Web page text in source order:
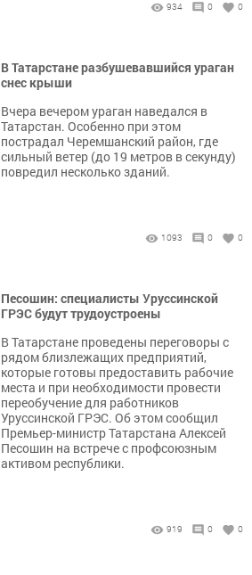
934 0 0
В Татарстане разбушевавшийся ураган
снес крыши
Вчера вечером ураган наведался в
Татарстан. Особенно при этом
пострадал Черемшанский район, где
сильный ветер (до 19 метров в секунду)
повредил несколько зданий.
1093 0 0
Песошин: специалисты Уруссинской
ГРЭС будут трудоустроены
В Татарстане проведены переговоры с
рядом близлежащих предприятий,
которые готовы предоставить рабочие
места и при необходимости провести
переобучение для работников
Уруссинской ГРЭС. Об этом сообщил
Премьер-министр Татарстана Алексей
Песошин на встрече с профсоюзным
активом республики.
919 0 0